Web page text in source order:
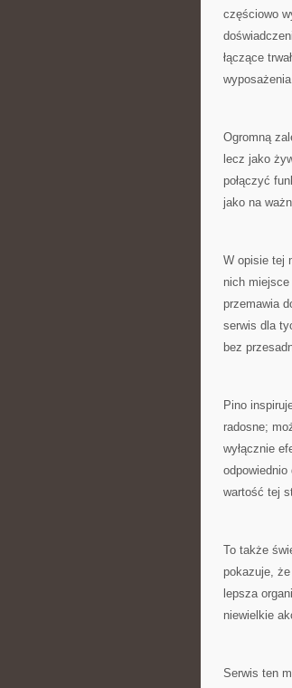
częściowo
łączące
Ogromną
lecz jako
połączyć
jako na
W opisie tej
nich
przemawia
serwis dla
bez
Pino
radosne;
wyłącznie
odpowiednio
wartość tej
To także
pokazuje,
lepsza
niewielkie
Serwis ten